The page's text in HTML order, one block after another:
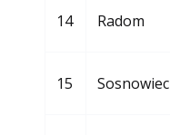
14 Radom
15 Sosnowiec